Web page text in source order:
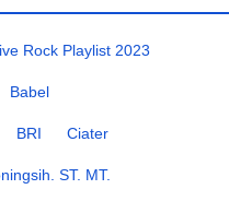
Rock Playlist 2023
Babel
BRI Ciater
ST. MT.